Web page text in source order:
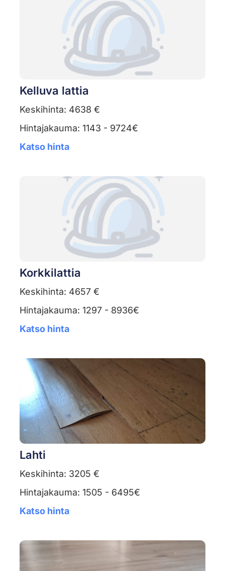
Kelluva lattia
Keskihinta: 4638 €
Hintajakauma: 1143 - 9724€
Katso hinta
Korkkilattia
Keskihinta: 4657 €
Hintajakauma: 1297 - 8936€
Katso hinta
Lahti
Keskihinta: 3205 €
Hintajakauma: 1505 - 6495€
Katso hinta